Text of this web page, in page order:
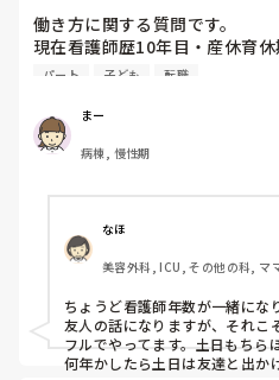
働き方に関する質問です。
現在看護師歴10年目・産休育休
今後の働き方について悩んでい
再来年から子どもが小学生にな
小1の壁(帰りが早い・土曜が休
日勤9〜17時のフルタイム正
ます。
正社員だと毎週土曜はほぼ出
す。ただボーナスは手放したく
さすがに1人でお留守番はでき
と相談しながら頑張るか、低
小学生のお子さんがいる看護師
すか？
パート 子ども 転職
まー
病棟, 慢性期
なほ
美容外科, ICU, その他の科, マ
ちょうど看護師年数が一緒にな
友人の話になりますが、それこ
フルでやってます。土日もちら
何年かしたら土日は友達と出か